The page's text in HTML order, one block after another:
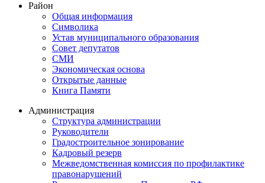
Район
Общая информация
Символика
Устав муниципального образования
Совет депутатов
СМИ
Экономическая основа
Открытые данные
Книга Памяти
Администрация
Структура администрации
Руководители
Градостроительное зонирование
Кадровый резерв
Межведомственная комиссия по профилактике
правонарушений